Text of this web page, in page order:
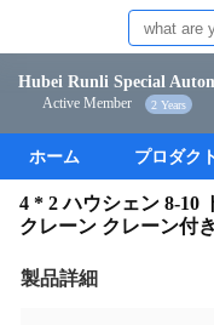
Hubei Runli Special
Active Member 2 Years
ホーム プロダク
4 * 2 ハウシェン 8-10
クレーン クレーン付
製品詳細